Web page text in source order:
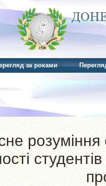
за роками